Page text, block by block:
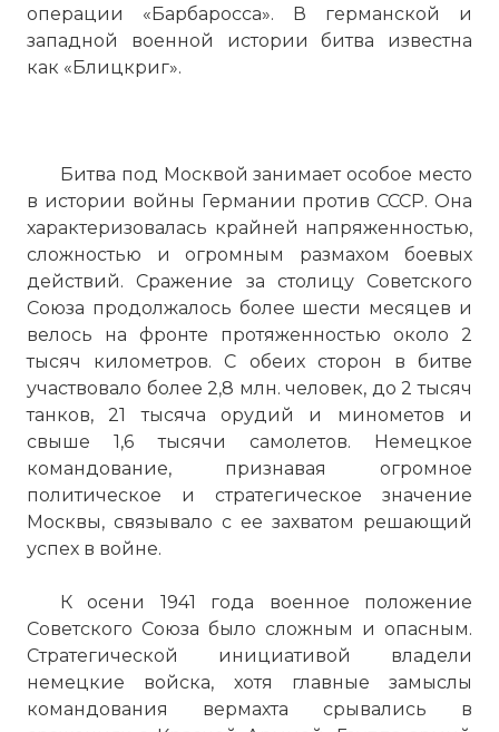
операции «Барбаросса». В германской и
западной военной истории битва известна
как «Блицкриг».
Битва под Москвой занимает особое место
в истории войны Германии против СССР. Она
характеризовалась крайней напряженностью,
сложностью и огромным размахом боевых
действий. Сражение за столицу Советского
Союза продолжалось более шести месяцев и
велось на фронте протяженностью около 2
тысяч километров. С обеих сторон в битве
участвовало более 2,8 млн. человек, до 2 тысяч
танков, 21 тысяча орудий и минометов и
свыше 1,6 тысячи самолетов. Немецкое
командование, признавая огромное
политическое и стратегическое значение
Москвы, связывало с ее захватом решающий
успех в войне.
К осени 1941 года военное положение
Советского Союза было сложным и опасным.
Стратегической инициативой владели
немецкие войска, хотя главные замыслы
командования вермахта срывались в